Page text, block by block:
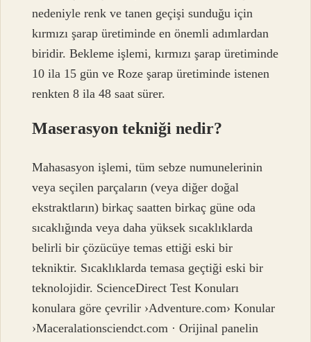
nedeniyle renk ve tanen geçişi sunduğu için
kırmızı şarap üretiminde en önemli adımlardan
biridir. Bekleme işlemi, kırmızı şarap üretiminde
10 ila 15 gün ve Roze şarap üretiminde istenen
renkten 8 ila 48 saat sürer.
Maserasyon tekniği nedir?
Mahasasyon işlemi, tüm sebze numunelerinin
veya seçilen parçaların (veya diğer doğal
ekstraktların) birkaç saatten birkaç güne oda
sıcaklığında veya daha yüksek sıcaklıklarda
belirli bir çözücüye temas ettiği eski bir
tekniktir. Sıcaklıklarda temasa geçtiği eski bir
teknolojidir. ScienceDirect Test Konuları
konulara göre çevrilir ›Adventure.com› Konular
›Maceralationsciendct.com · Orijinal panelin